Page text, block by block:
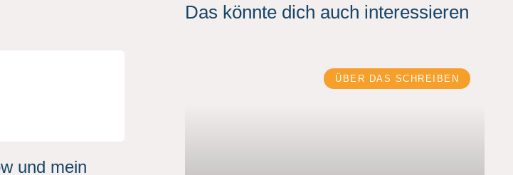
und mein
Das könnte dich auch interessieren
ÜBER DAS SCHREIBEN